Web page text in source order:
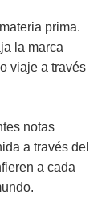
prima.
la marca
viaje a través
notas
a través del
a cada